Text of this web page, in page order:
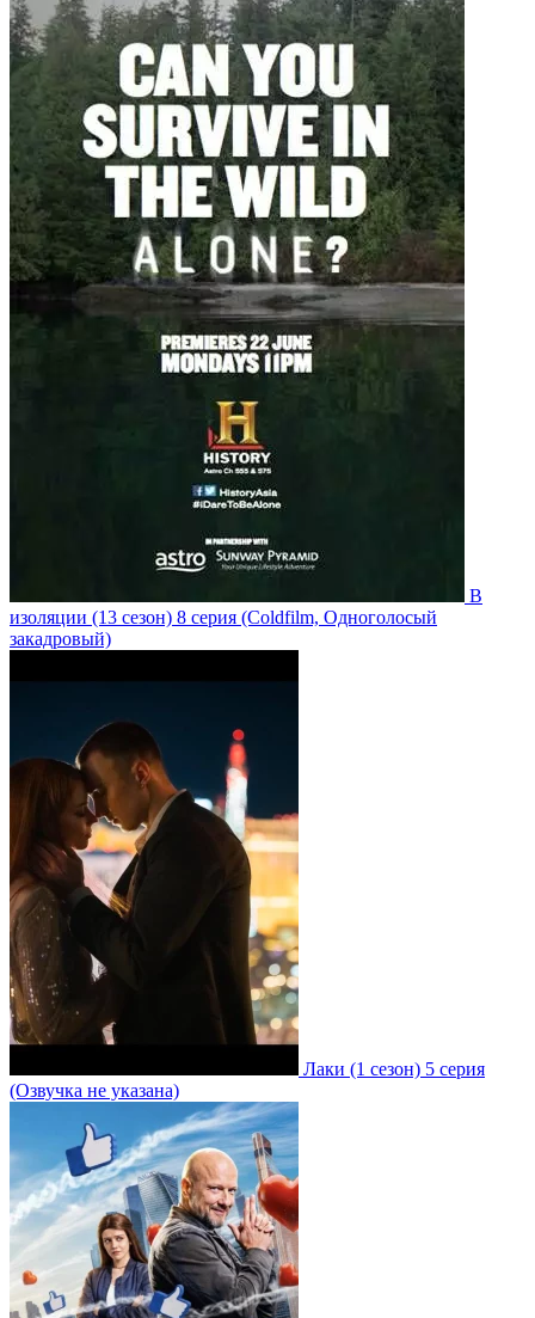
В
изоляции (13 сезон) 8 серия (Coldfilm, Одноголосый
закадровый)
Лаки (1 сезон) 5 серия
(Озвучка не указана)